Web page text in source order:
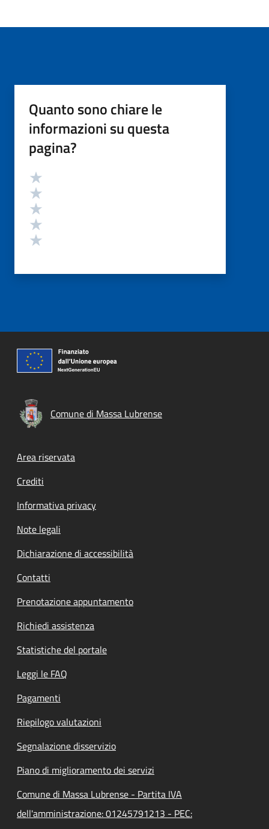
Quanto sono chiare le
informazioni su questa
pagina?
Valutazione
Comune di Massa Lubrense
Footer menu
Area riservata
Crediti
Informativa privacy
Note legali
Dichiarazione di accessibilità
Contatti
Prenotazione appuntamento
Richiedi assistenza
Statistiche del portale
Leggi le FAQ
Pagamenti
Riepilogo valutazioni
Segnalazione disservizio
Piano di miglioramento dei servizi
Comune di Massa Lubrense - Partita IVA
dell'amministrazione: 01245791213 - PEC: